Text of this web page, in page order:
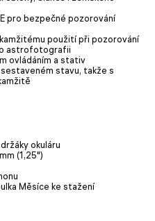
pro bezpečné pozorování
použití při pozorování
astrofotografii
ovládáním a stativ
stavu, takže s
okuláru
(1,25")
Měsíce ke stažení